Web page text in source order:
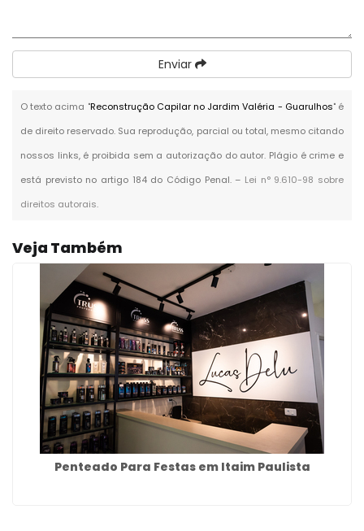
Enviar
O texto acima "Reconstrução Capilar no Jardim Valéria - Guarulhos" é
de direito reservado. Sua reprodução, parcial ou total, mesmo citando
nossos links, é proibida sem a autorização do autor. Plágio é crime e
está previsto no artigo 184 do Código Penal. – Lei n° 9.610-98 sobre
direitos autorais.
Veja Também
Penteado Para Festas em Itaim Paulista